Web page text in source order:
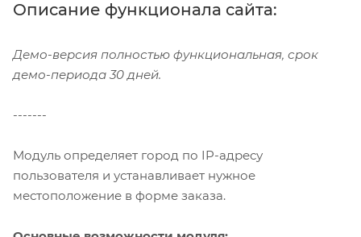
Описание функционала сайта:
Демо-версия полностью функциональная, срок
демо-периода 30 дней.
-------
Модуль определяет город по IP-адресу
пользователя и устанавливает нужное
местоположение в форме заказа.